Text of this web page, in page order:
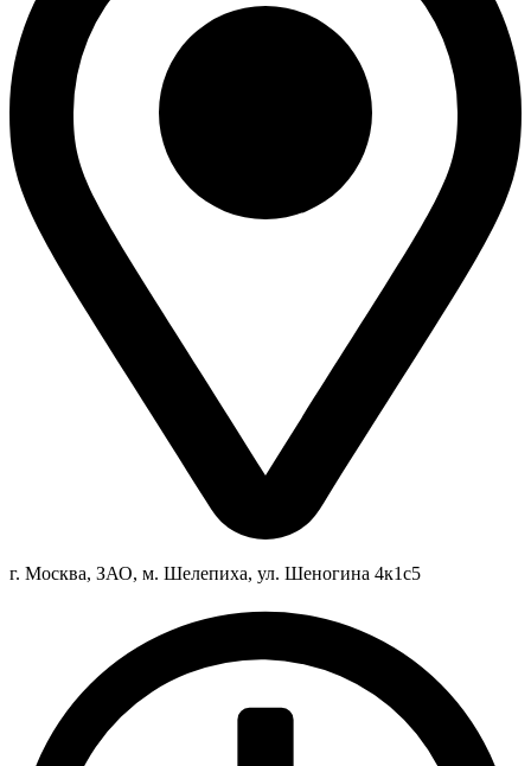
г. Москва, ЗАО, м. Шелепиха, ул. Шеногина 4к1c5